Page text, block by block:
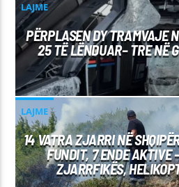
LAJME
PËRPLASEN DY TRAMVAJE
25 TË LËNDUAR– TRE NË
LAJME
14 VATRA ZJARRI NË
FUNDIT, 7 ENDE AKTIVE
ZJARRFIKËS,